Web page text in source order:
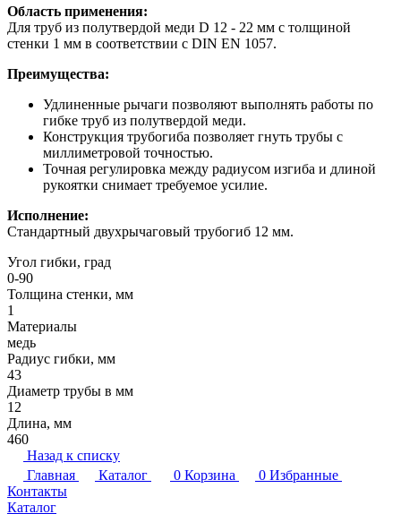
Область применения:
Для труб из полутвердой меди D 12 - 22 мм с толщиной
стенки 1 мм в соответствии с DIN EN 1057.
Преимущества:
Удлиненные рычаги позволяют выполнять работы по
гибке труб из полутвердой меди.
Конструкция трубогиба позволяет гнуть трубы с
миллиметровой точностью.
Точная регулировка между радиусом изгиба и длиной
рукоятки снимает требуемое усилие.
Исполнение:
Стандартный двухрычаговый трубогиб 12 мм.
Угол гибки, град
0-90
Толщина стенки, мм
1
Материалы
медь
Радиус гибки, мм
43
Диаметр трубы в мм
12
Длина, мм
460
Назад к списку
Главная
Каталог 0 Корзина 0 Избранные
Контакты
Каталог